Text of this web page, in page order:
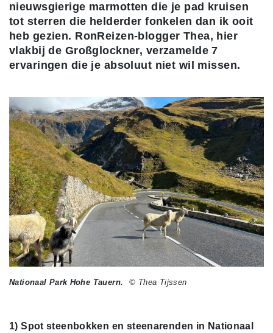
nieuwsgierige marmotten die je pad kruisen
tot sterren die helderder fonkelen dan ik ooit
heb gezien. RonReizen-blogger Thea, hier
vlakbij de Großglockner, verzamelde 7
ervaringen die je absoluut niet wil missen.
Nationaal Park Hohe Tauern. © Thea Tijssen
1) Spot steenbokken en steenarenden in Nationaal